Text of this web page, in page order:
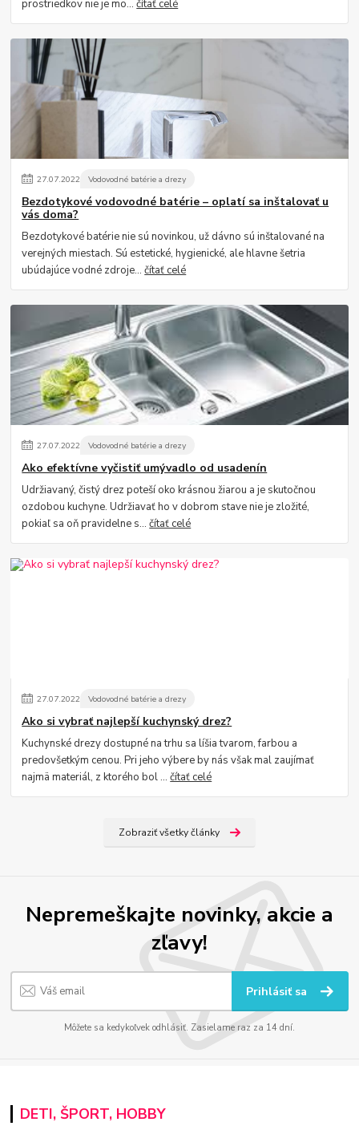
prostriedkov nie je mo...čítať celé
27.07.2022 Vodovodné batérie a drezy
Bezdotykové vodovodné batérie – oplatí sa inštalovať u
vás doma?
Bezdotykové batérie nie sú novinkou, už dávno sú inštalované na
verejných miestach. Sú estetické, hygienické, ale hlavne šetria
ubúdajúce vodné zdroje...čítať celé
27.07.2022 Vodovodné batérie a drezy
Ako efektívne vyčistiť umývadlo od usadenín
Udržiavaný, čistý drez poteší oko krásnou žiarou a je skutočnou
ozdobou kuchyne. Udržiavať ho v dobrom stave nie je zložité,
pokiaľ sa oň pravidelne s...čítať celé
27.07.2022 Vodovodné batérie a drezy
Ako si vybrať najlepší kuchynský drez?
Kuchynské drezy dostupné na trhu sa líšia tvarom, farbou a
predovšetkým cenou. Pri jeho výbere by nás však mal zaujímať
najmä materiál, z ktorého bol ...čítať celé
Zobraziť všetky články
Nepremeškajte novinky, akcie a
zľavy!
Prihlásiť sa
Môžete sa kedykoľvek odhlásiť. Zasielame raz za 14 dní.
DETI, ŠPORT, HOBBY